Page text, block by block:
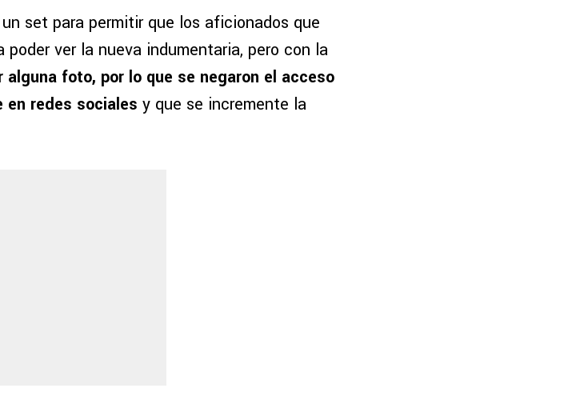
set para permitir que los aficionados que
ver la nueva indumentaria, pero con la
alguna foto, por lo que se negaron el acceso
en redes sociales y que se incremente la